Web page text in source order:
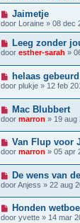
Jaimetje
door Loraine » 08 dec
Leeg zonder
door esther-sarah »
helaas
door plukje » 12 feb
Mac Blubbert
door marron » 19 aug
Van Flup voor
door marron » 05 apr
De wens van
doorAnjess » 22 aug
Honden
door yvette » 14 mar